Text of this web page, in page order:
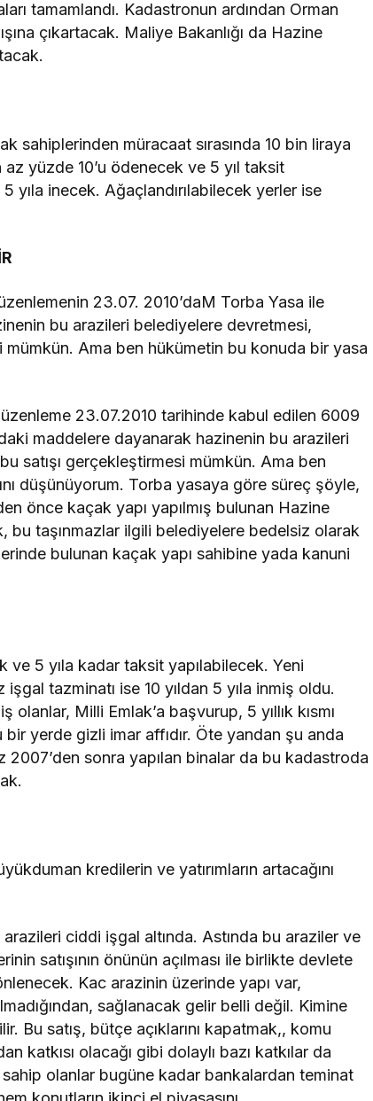
tamamlandı. Kadastronun ardından Orman
çıkartacak. Maliye Bakanlığı da Hazine
sahiplerinden müracaat sırasında 10 bin liraya
yüzde 10’u ödenecek ve 5 yıl taksit
yıla inecek. Ağaçlandırılabilecek yerler ise
23.07. 2010’daM Torba Yasa ile
bu arazileri belediyelere devretmesi,
mümkün. Ama ben hükümetin bu konuda bir yasa
23.07.2010 tarihinde kabul edilen 6009
maddelere dayanarak hazinenin bu arazileri
satışı gerçekleştirmesi mümkün. Ama ben
düşünüyorum. Torba yasaya göre süreç şöyle,
önce kaçak yapı yapılmış bulunan Hazine
bu taşınmazlar ilgili belediyelere bedelsiz olarak
bulunan kaçak yapı sahibine yada kanuni
ve 5 yıla kadar taksit yapılabilecek. Yeni
tazminatı ise 10 yıldan 5 yıla inmiş oldu.
Milli Emlak’a başvurup, 5 yıllık kısmı
bir yerde gizli imar affıdır. Öte yandan şu anda
2007’den sonra yapılan binalar da bu kadastroda
kredilerin ve yatırımların artacağını
ciddi işgal altında. Astında bu araziler ve
satışının önünün açılması ile birlikte devlete
Kac arazinin üzerinde yapı var,
sağlanacak gelir belli değil. Kimine
Bu satış, bütçe açıklarını kapatmak,, komu
katkısı olacağı gibi dolaylı bazı katkılar da
olanlar bugüne kadar bankalardan teminat